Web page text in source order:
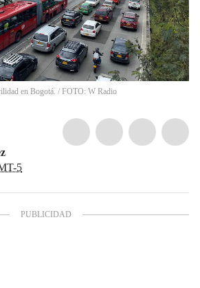
en Bogotá. / FOTO: W Radio
5